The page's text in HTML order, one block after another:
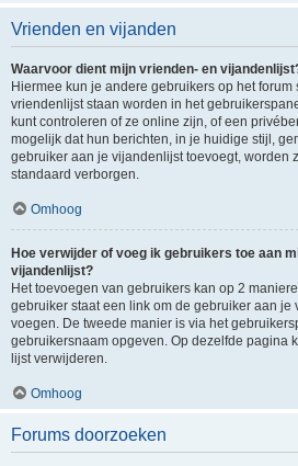
Vrienden en vijanden
Waarvoor dient mijn vrienden- en
Hiermee kun je andere gebruikers op het
vriendenlijst staan worden in het
kunt controleren of ze online zijn, of een
mogelijk dat hun berichten, in je huidige stijl,
gebruiker aan je vijandenlijst toevoegt, worden
standaard verborgen.
Omhoog
Hoe verwijder of voeg ik gebruikers toe aan
vijandenlijst?
Het toevoegen van gebruikers kan op 2
gebruiker staat een link om de gebruiker aan je
voegen. De tweede manier is via het
gebruikersnaam opgeven. Op dezelfde pagina
lijst verwijderen.
Omhoog
Forums doorzoeken